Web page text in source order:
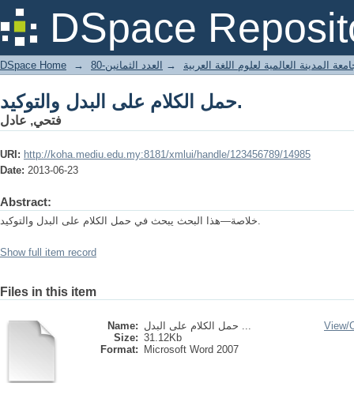
DSpace
DSpace Home → المدينة العالمية لعلوم اللغة العربية → العدد الثمانين-80
حمل الكلام على البدل والتوكيد.
فتحي, عادل
URI: http://koha.mediu.edu.my:8181/xmlui/handle/123456789/14985
Date: 2013-06-23
Abstract:
خلاصة—هذا البحث يبحث في حمل الكلام على البدل والتوكيد.
Show full item record
Files in this item
Name:
حمل الكلام على البدل ...
Size: 31.12Kb
Format:
Microsoft Word 2007
View/